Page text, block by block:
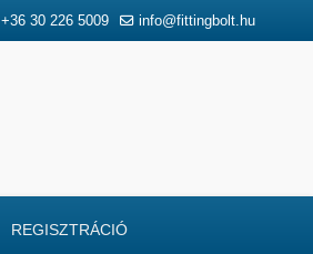
+36 30 226 5009 info@fittingbolt.hu
REGISZTRÁCIÓ